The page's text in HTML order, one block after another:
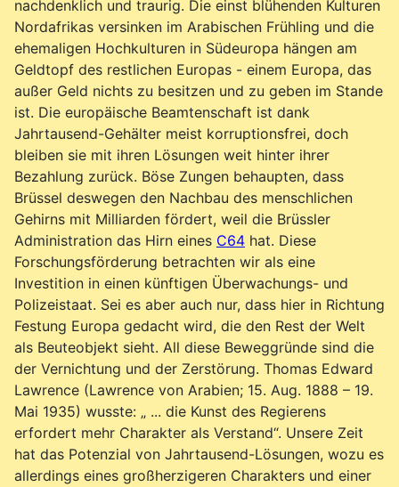
nachdenklich und traurig. Die einst blühenden Kulturen
Nordafrikas versinken im Arabischen Frühling und die
ehemaligen Hochkulturen in Südeuropa hängen am
Geldtopf des restlichen Europas - einem Europa, das
außer Geld nichts zu besitzen und zu geben im Stande
ist. Die europäische Beamtenschaft ist dank
Jahrtausend-Gehälter meist korruptionsfrei, doch
bleiben sie mit ihren Lösungen weit hinter ihrer
Bezahlung zurück. Böse Zungen behaupten, dass
Brüssel deswegen den Nachbau des menschlichen
Gehirns mit Milliarden fördert, weil die Brüssler
Administration das Hirn eines C64 hat. Diese
Forschungsförderung betrachten wir als eine
Investition in einen künftigen Überwachungs- und
Polizeistaat. Sei es aber auch nur, dass hier in Richtung
Festung Europa gedacht wird, die den Rest der Welt
als Beuteobjekt sieht. All diese Beweggründe sind die
der Vernichtung und der Zerstörung. Thomas Edward
Lawrence (Lawrence von Arabien; 15. Aug. 1888 – 19.
Mai 1935) wusste: „ ... die Kunst des Regierens
erfordert mehr Charakter als Verstand“. Unsere Zeit
hat das Potenzial von Jahrtausend-Lösungen, wozu es
allerdings eines großherzigeren Charakters und einer